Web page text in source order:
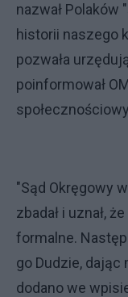
nazwał
historii naszego
pozwała
poinformował
"Sąd Okręgowy
zbadał i uznał,
formalne.
go Dudzie, dając
dodano we